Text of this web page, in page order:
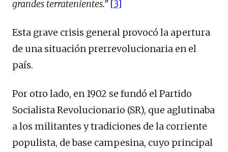
grandes terratenientes.” [3]
Esta grave crisis general provocó la apertura
de una situación prerrevolucionaria en el
país.
Por otro lado, en 1902 se fundó el Partido
Socialista Revolucionario (SR), que aglutinaba
a los militantes y tradiciones de la corriente
populista, de base campesina, cuyo principal